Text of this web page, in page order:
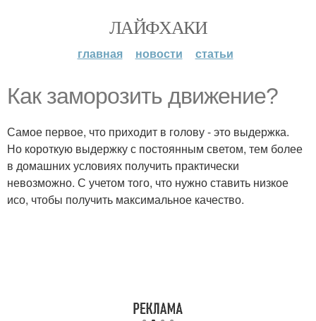
ЛАЙФХАКИ
главная новости статьи
Как заморозить движение?
Самое первое, что приходит в голову - это выдержка.
Но короткую выдержку с постоянным светом, тем более
в домашних условиях получить практически
невозможно. С учетом того, что нужно ставить низкое
исо, чтобы получить максимальное качество.